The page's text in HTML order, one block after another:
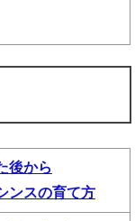
後から
ンスの育て方